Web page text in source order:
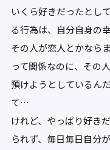
いくら好きだったとし
る行為は、自分自身の
その人が恋人とかなら
って関係なのに、その
預けようとしているん
て…
けれど、やっぱり好き
られず、毎日毎日自分